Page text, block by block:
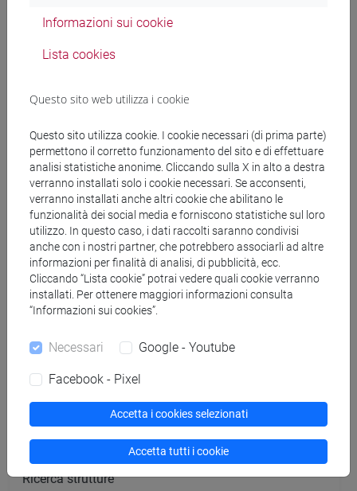
Ricerca
CV
segui il feed
Cerca nel sito
Ricerca persone
Ricerca insegnamenti
Ricerca sedi
Ricerca strutture
Informazioni sui cookie
Lista cookies
Questo sito web utilizza i cookie
Questo sito utilizza cookie. I cookie necessari (di prima parte)
permettono il corretto funzionamento del sito e di effettuare
analisi statistiche anonime. Cliccando sulla X in alto a destra
verranno installati solo i cookie necessari. Se acconsenti,
verranno installati anche altri cookie che abilitano le
funzionalità dei social media e forniscono statistiche sul loro
utilizzo. In questo caso, i dati raccolti saranno condivisi
anche con i nostri partner, che potrebbero associarli ad altre
informazioni per finalità di analisi, di pubblicità, ecc.
Cliccando “Lista cookie” potrai vedere quali cookie verranno
installati. Per ottenere maggiori informazioni consulta
“Informazioni sui cookies”.
Necessari Google - Youtube
Facebook - Pixel
Accetta i cookies selezionati
Accetta tutti i cookie